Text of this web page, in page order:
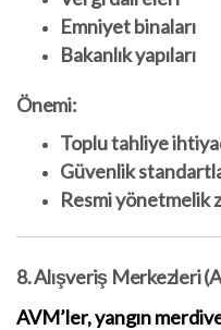
Emniyet binaları
Bakanlık yapıları
Önemi:
Toplu tahliye
Güvenlik
Resmi yönetmelik
8. Alışveriş Merkezleri
AVM’ler, yangın